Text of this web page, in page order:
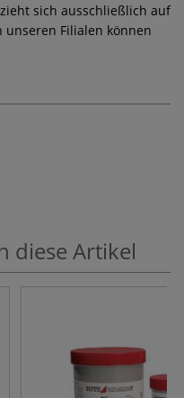
sich ausschließlich auf
Filialen können
diese Artikel